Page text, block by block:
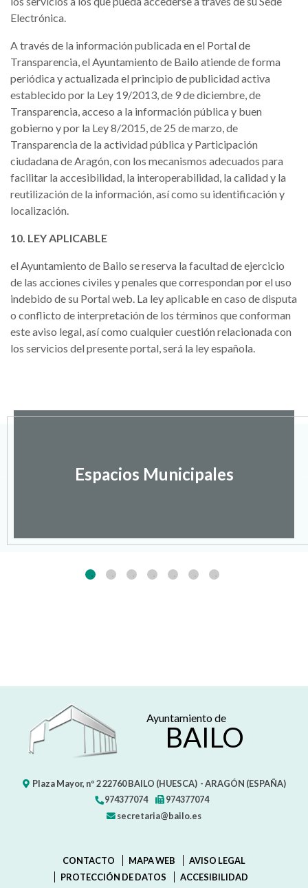
Electrónica.
A través de la información publicada en el Portal de
Transparencia, el Ayuntamiento de Bailo atiende de forma
periódica y actualizada el principio de publicidad activa
establecido por la Ley 19/2013, de 9 de diciembre, de
Transparencia, acceso a la información pública y buen
gobierno y por la Ley 8/2015, de 25 de marzo, de
Transparencia de la actividad pública y Participación
ciudadana de Aragón, con los mecanismos adecuados para
facilitar la accesibilidad, la interoperabilidad, la calidad y la
reutilización de la información, así como su identificación y
localización.
10. LEY APLICABLE
el Ayuntamiento de Bailo se reserva la facultad de ejercicio
de las acciones civiles y penales que correspondan por el uso
indebido de su Portal web. La ley aplicable en caso de disputa
o conflicto de interpretación de los términos que conforman
este aviso legal, así como cualquier cuestión relacionada con
los servicios del presente portal, será la ley española.
Espacios Municipales
Ayuntamiento de
BAILO
Plaza Mayor, nº 222760 BAILO (HUESCA) - ARAGÓN (ESPAÑA)
974377074
974377074
secretaria@bailo.es
CONTACTO MAPA WEB
AVISO LEGAL
PROTECCIÓN DE DATOS
ACCESIBILIDAD